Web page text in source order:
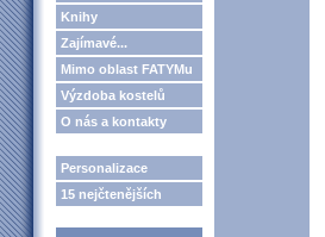
Knihy
Zajímavé...
Mimo oblast FATYMu
Výzdoba kostelů
O nás a kontakty
Personalizace
15 nejčtenějších